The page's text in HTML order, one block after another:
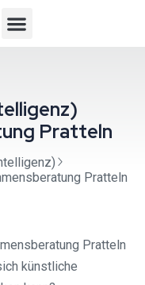
Pratteln
Pratteln
Pratteln
künstliche